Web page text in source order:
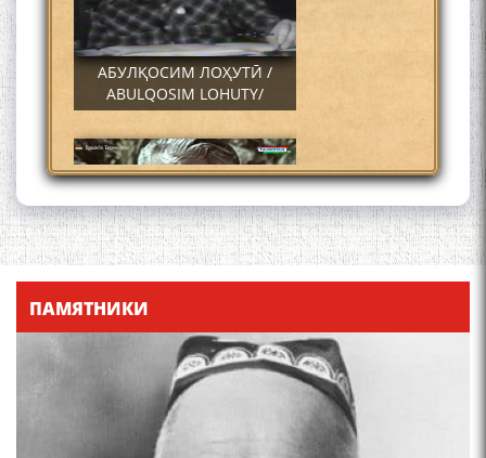
АБУЛҚОСИМ ЛОҲУТӢ /
ABULQOSIM LOHUTY/
Что знают в Ташкенте о
Мирзо Турсунзаде, чьим
метро?
ПАМЯТНИКИ